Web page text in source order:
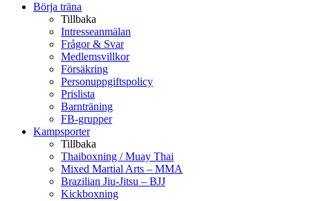
Börja träna
Tillbaka
Intresseanmälan
Frågor & Svar
Medlemsvillkor
Försäkring
Personuppgiftspolicy
Prislista
Barnträning
FB-grupper
Kampsporter
Tillbaka
Thaiboxning / Muay Thai
Mixed Martial Arts – MMA
Brazilian Jiu-Jitsu – BJJ
Kickboxning